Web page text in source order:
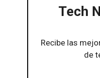
Tech
Recibe las
de